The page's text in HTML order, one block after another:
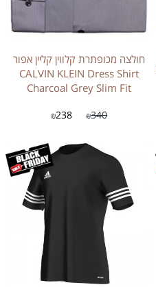
חולצה מכופתרת קלווין קליין אפור
CALVIN KLEIN Dress Shirt
Charcoal Grey Slim Fit
₪340
₪238